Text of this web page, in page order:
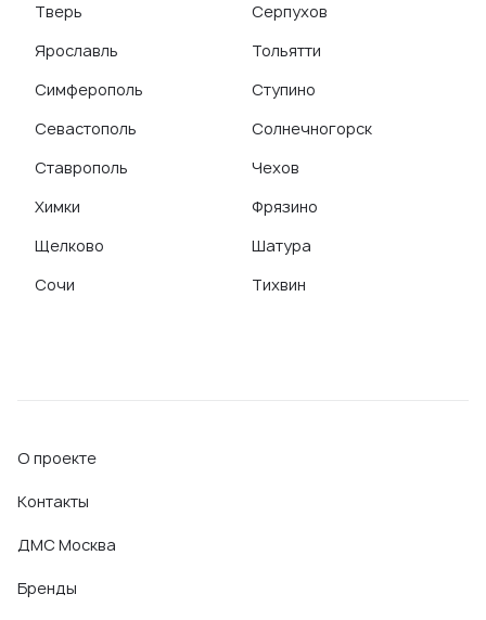
Тверь
Ярославль
Симферополь
Севастополь
Ставрополь
Химки
Щелково
Сочи
Серпухов
Тольятти
Ступино
Солнечногорск
Чехов
Фрязино
Шатура
Тихвин
О проекте
Контакты
ДМС Москва
Бренды